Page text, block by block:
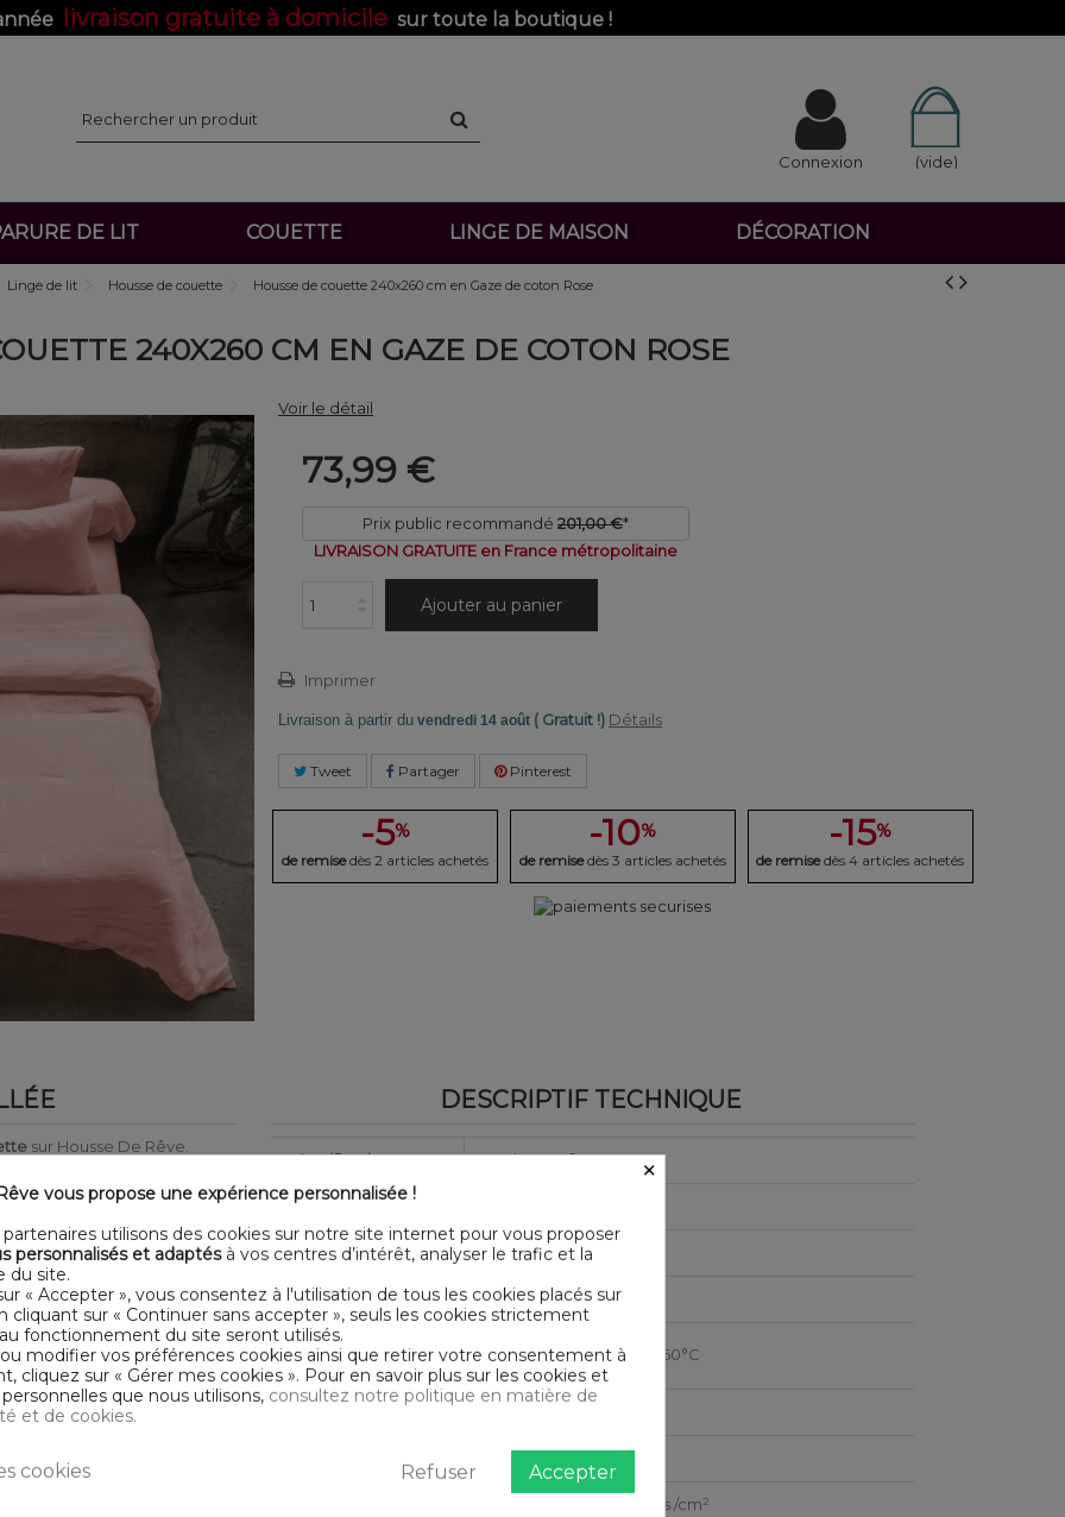
livraison gratuite à domicile sur toute la boutique !
(vide)
Connexion
DE LIT COUETTE LINGE DE MAISON DÉCORATION
Linge de lit Housse de couette Housse de couette 240x260 cm en Gaze de coton Rose
240X260 CM EN GAZE DE COTON ROSE
Voir le détail
73,99 €
Prix public recommandé 201,00 €*
LIVRAISON GRATUITE en France métropolitaine
Ajouter au panier
Imprimer
Livraison à partir du vendredi 14 août ( Gratuit !) Détails
Tweet Partager Pinterest
-5%
de remise dès 2 articles achetés
-10%
de remise dès 3 articles achetés
-15%
de remise dès 4 articles achetés
sur Housse De Rêve.
possible
pas de substances
Ultra douce, elle
souple et léger, la
- Sèche linge possible
DESCRIPTIF TECHNIQUE
Certification Oeko-Tex®
Longueur
Grammage 125 gr/m²
Matériaux Gaze de Coton
Conseils
d'entretien
Lavable en machine à 60°C
Type de public
Tissage ultra serré 74 fils /cm²
×
vous propose une expérience personnalisée !
utilisons des cookies sur notre site internet pour vous proposer
personnalisés et adaptésà vos centres d’intérêt, analyser le trafic et la
du site.
« Accepter », vous consentez à l'utilisation de tous les cookies placés sur
cliquant sur « Continuer sans accepter », seuls les cookies strictement
fonctionnement du site seront utilisés.
modifier vos préférences cookies ainsi que retirer votre consentement à
cliquez sur « Gérer mes cookies ». Pour en savoir plus sur les cookies et
que nous utilisons, consultez notre politique en matière de
et de cookies.
Accepter
Refuser
cookies